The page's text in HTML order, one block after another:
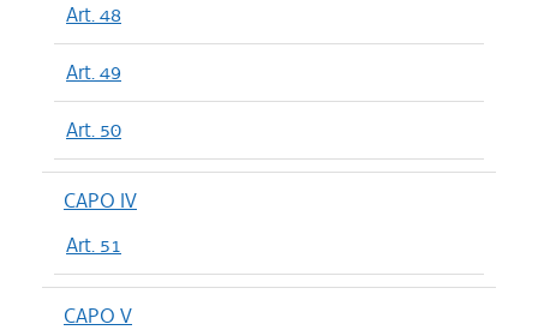
Art. 48
Art. 49
Art. 50
CAPO IV
Art. 51
CAPO V